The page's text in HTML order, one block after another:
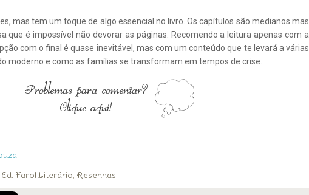
mas tem um toque de algo essencial no livro. Os capítulos são medianos mas
que é impossível não devorar as páginas. Recomendo a leitura apenas com a
com o final é quase inevitável, mas com um conteúdo que te levará a várias
moderno e como as famílias se transformam em tempos de crise.
Ed. Farol Literário, Resenhas